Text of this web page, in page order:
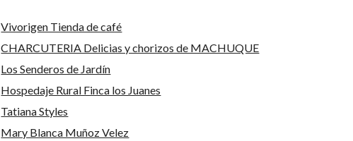
Vivorigen Tienda de café
CHARCUTERIA Delicias y chorizos de MACHUQUE
Los Senderos de Jardín
Hospedaje Rural Finca los Juanes
Tatiana Styles
Mary Blanca Muñoz Velez